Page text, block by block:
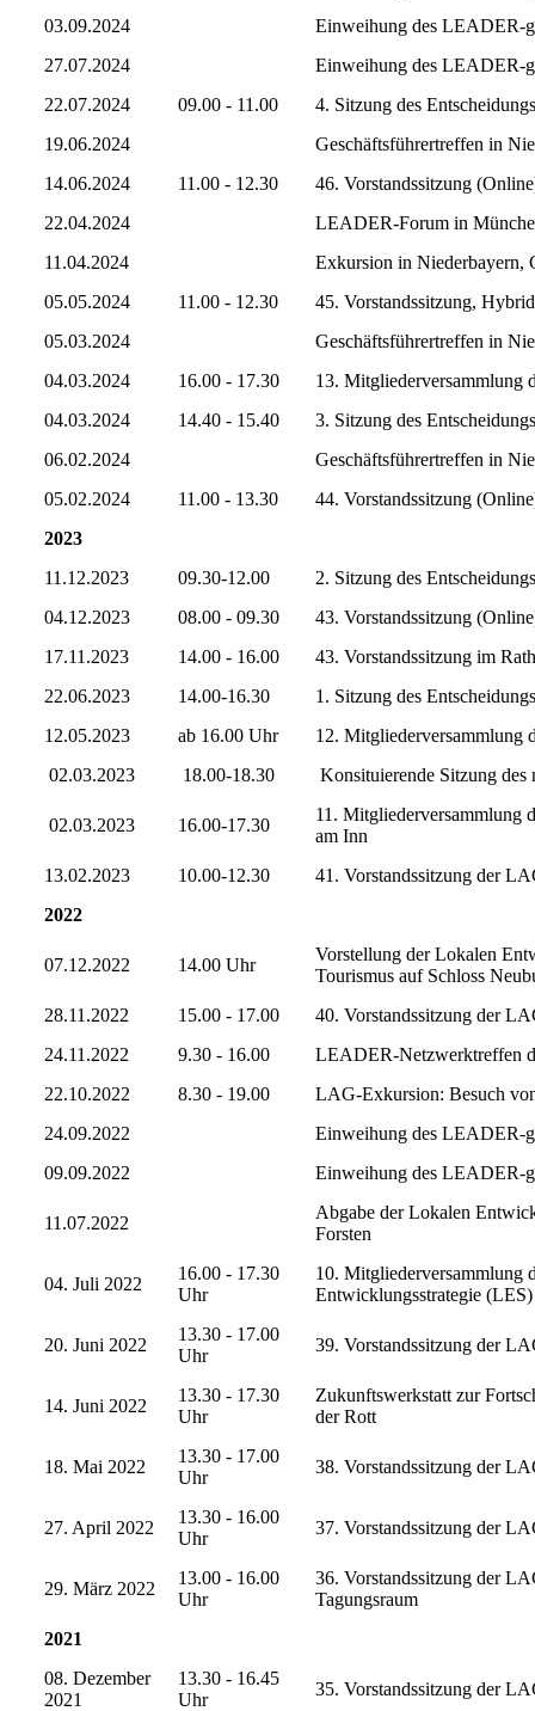
03.09.2024
Einweihung des LEADER-
27.07.2024
Einweihung des LEADER-
22.07.2024
09.00 - 11.00
4. Sitzung des
19.06.2024
Geschäftsführertreffen in
14.06.2024
11.00 - 12.30
46. Vorstandssitzung
22.04.2024
LEADER-Forum in
11.04.2024
Exkursion in Niederbayern,
05.05.2024
11.00 - 12.30
45. Vorstandssitzung,
05.03.2024
Geschäftsführertreffen in
04.03.2024
16.00 - 17.30
13. Mitgliederversammlung
04.03.2024
14.40 - 15.40
3. Sitzung des
06.02.2024
Geschäftsführertreffen in
05.02.2024
11.00 - 13.30
44. Vorstandssitzung
2023
11.12.2023
09.30-12.00
2. Sitzung des
04.12.2023
08.00 - 09.30
43. Vorstandssitzung
17.11.2023
14.00 - 16.00
43. Vorstandssitzung im
22.06.2023
14.00-16.30
1. Sitzung des
12.05.2023
ab 16.00 Uhr
12. Mitgliederversammlung
02.03.2023
18.00-18.30 Konsituierende Sitzung
02.03.2023 16.00-17.30
11. Mitgliederversammlung
am Inn
13.02.2023
10.00-12.30
41. Vorstandssitzung der
2022
07.12.2022 14.00 Uhr
Vorstellung der Lokalen
Tourismus auf Schloss
28.11.2022
15.00 - 17.00
40. Vorstandssitzung der
24.11.2022
9.30 - 16.00
LEADER-Netzwerktreffen
22.10.2022
8.30 - 19.00
LAG-Exkursion: Besuch
24.09.2022
Einweihung des LEADER-
09.09.2022
Einweihung des LEADER-
11.07.2022
Abgabe der Lokalen
Forsten
04. Juli 2022
16.00 - 17.30
Uhr
10. Mitgliederversammlung
Entwicklungsstrategie
20. Juni 2022
13.30 - 17.00
Uhr
39. Vorstandssitzung der
14. Juni 2022
13.30 - 17.30
Uhr
Zukunftswerkstatt zur
der Rott
18. Mai 2022
13.30 - 17.00
Uhr
38. Vorstandssitzung der
27. April 2022
13.30 - 16.00
Uhr
37. Vorstandssitzung der
29. März 2022
13.00 - 16.00
Uhr
36. Vorstandssitzung der
Tagungsraum
2021
08. Dezember
2021
13.30 - 16.45
Uhr
35. Vorstandssitzung der